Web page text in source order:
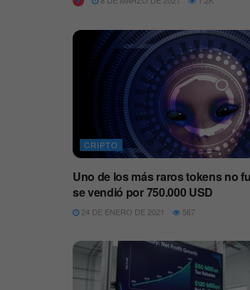
CRIPTO
Uno de los más raros tokens no
se vendió por 750.000 USD
24 DE ENERO DE 2021 567